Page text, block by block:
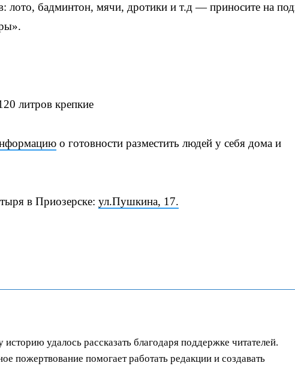
лото, бадминтон, мячи, дротики и т.д — приносите на
литров крепкие
о готовности разместить людей у себя дома и
в Приозерске: ул.Пушкина, 17.
удалось рассказать благодаря поддержке читателей.
пожертвование помогает работать редакции и создавать